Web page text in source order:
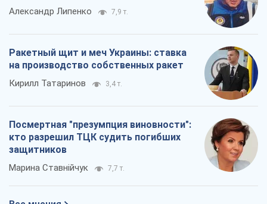
Александр Липенко 7,9 т.
Ракетный щит и меч Украины: ставка
на производство собственных ракет
Кирилл Татаринов 3,4 т.
Посмертная "презумпция виновности":
кто разрешил ТЦК судить погибших
защитников
Марина Ставнійчук 7,7 т.